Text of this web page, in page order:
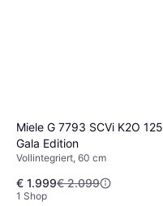
Miele G 7793 SCVi K2O 125
Gala Edition
Vollintegriert, 60 cm
€ 1.999€ 2.099
1 Shop